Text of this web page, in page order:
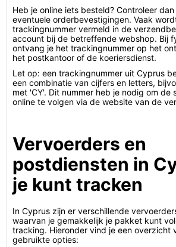
Heb je online iets besteld? Controleer
eventuele orderbevestigingen. Vaak
trackingnummer vermeld in de
account bij de betreffende webshop. Bij
ontvang je het trackingnummer op het
het postkantoor of de koeriersdienst.
Let op: een trackingnummer uit Cyprus
een combinatie van cijfers en letters,
met 'CY'. Dit nummer heb je nodig om de
online te volgen via de website van de
Vervoerders en
postdiensten in
je kunt tracken
In Cyprus zijn er verschillende
waarvan je gemakkelijk je pakket kunt
tracking. Hieronder vind je een overzicht
gebruikte opties: